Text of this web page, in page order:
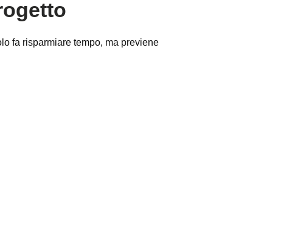
fa risparmiare tempo, ma previene